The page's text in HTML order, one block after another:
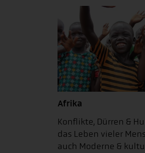
Afrika
Konflikte, Dürren &
das Leben vieler
auch Moderne &